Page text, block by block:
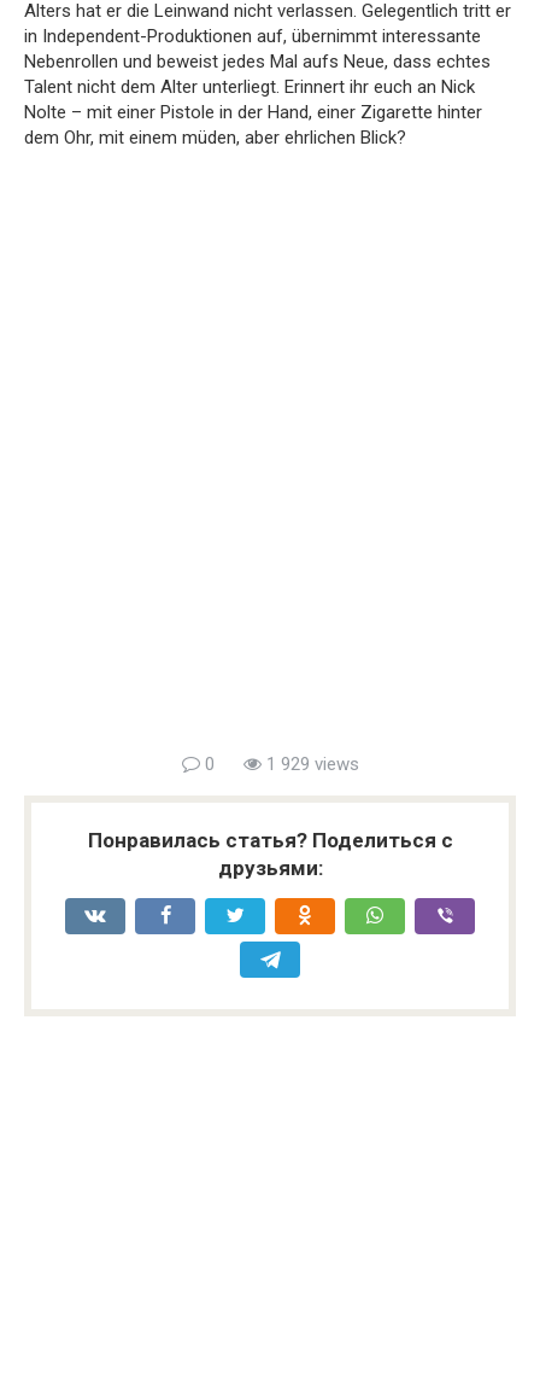
Alters hat er die Leinwand nicht verlassen. Gelegentlich tritt er
in Independent-Produktionen auf, übernimmt interessante
Nebenrollen und beweist jedes Mal aufs Neue, dass echtes
Talent nicht dem Alter unterliegt. Erinnert ihr euch an Nick
Nolte – mit einer Pistole in der Hand, einer Zigarette hinter
dem Ohr, mit einem müden, aber ehrlichen Blick?
0 1 929 views
Понравилась статья? Поделиться с
друзьями: